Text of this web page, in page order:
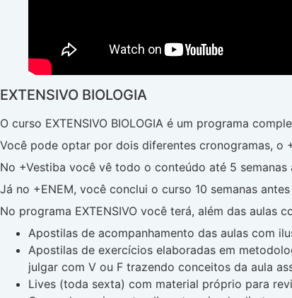
EXTENSIVO BIOLOGIA
O curso EXTENSIVO BIOLOGIA é um programa
Você pode optar por dois diferentes cronogramas, o
No +Vestiba você vê todo o conteúdo até 5
Já no +ENEM, você conclui o curso 10 semanas
No programa EXTENSIVO você terá, além das aulas
Apostilas de acompanhamento das aulas com
Apostilas de exercícios elaboradas em
julgar com V ou F trazendo conceitos da aula
Lives (toda sexta) com material próprio para